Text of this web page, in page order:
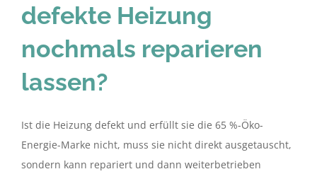
defekte Heizung
nochmals reparieren
lassen?
Ist die Heizung defekt und erfüllt sie die 65 %-Öko-
Energie-Marke nicht, muss sie nicht direkt ausgetauscht,
sondern kann repariert und dann weiterbetrieben